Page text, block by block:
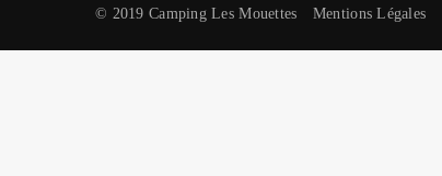
© 2019 Camping Les Mouettes Mentions Légales